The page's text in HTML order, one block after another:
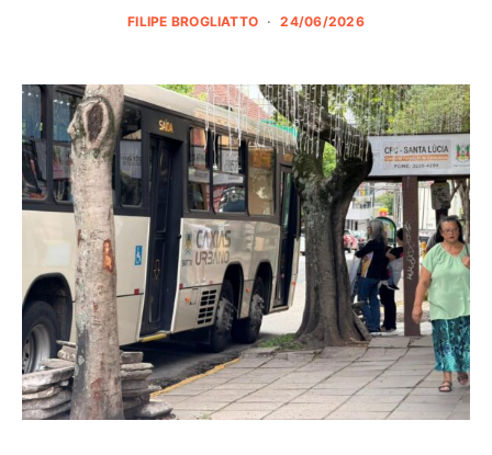
FILIPE BROGLIATTO 24/06/2026